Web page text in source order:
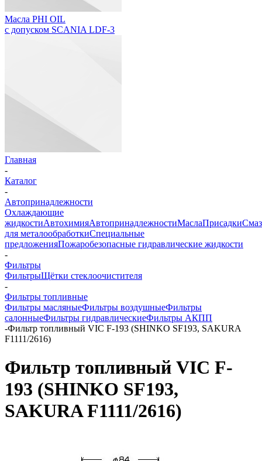
Масла PHI OIL
с допуском SCANIA LDF-3
Главная
-
Каталог
-
Автопринадлежности
Охлаждающие
жидкостиАвтохимияАвтопринадлежностиМаслаПрисадки
для металообработкиСпециальные
предложенияПожаробезопасные гидравлические жидкости
-
Фильтры
ФильтрыЩётки стеклоочистителя
-
Фильтры топливные
Фильтры масляныеФильтры воздушныеФильтры
салонныеФильтры гидравлическиеФильтры АКПП
-Фильтр топливный VIC F-193 (SHINKO SF193, SAKURA
F1111/2616)
Фильтр топливный VIC F-
193 (SHINKO SF193,
SAKURA F1111/2616)